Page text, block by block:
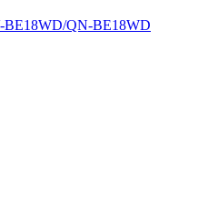
BE18WD/QN-BE18WD